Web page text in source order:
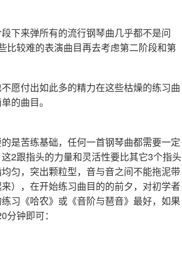
下来弹所有的流行钢琴曲几乎都不是问
比较难的表演曲目再去考虑第二阶段和第
愿付出如此多的精力在这些枯燥的练习曲
的曲目。
是苦练基础，任何一首钢琴曲都需要一定
2跟指头的力量和灵活性要比其它3个指头
匀，突出颗粒型，音与音之间不能拖泥带
），在开始练习曲目的的前夕，对初学者
习《哈农》或《音阶与琶音》最好，如果
钟即可：